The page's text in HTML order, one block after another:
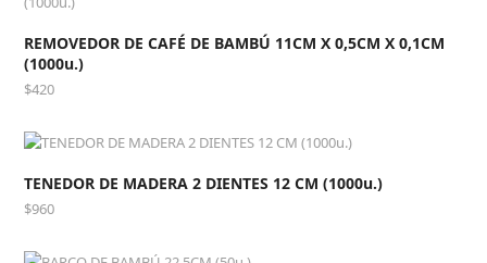
REMOVEDOR DE CAFÉ DE BAMBÚ 11CM X 0,5CM X 0,1CM
(1000u.)
$420
TENEDOR DE MADERA 2 DIENTES 12 CM (1000u.)
$960